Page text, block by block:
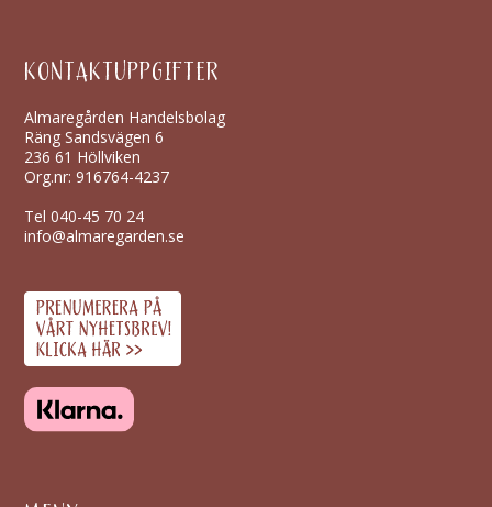
KONTAKTUPPGIFTER
Almaregården Handelsbolag
Räng Sandsvägen 6
236 61 Höllviken
Org.nr: 916764-4237
Tel040-45 70 24
info@almaregarden.se